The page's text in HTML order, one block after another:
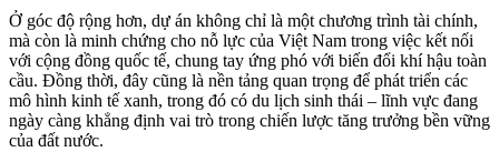
Ở góc độ rộng hơn, dự án không chỉ là một chương trình tài chính,
mà còn là minh chứng cho nỗ lực của Việt Nam trong việc kết nối
với cộng đồng quốc tế, chung tay ứng phó với biến đổi khí hậu toàn
cầu. Đồng thời, đây cũng là nền tảng quan trọng để phát triển các
mô hình kinh tế xanh, trong đó có du lịch sinh thái – lĩnh vực đang
ngày càng khẳng định vai trò trong chiến lược tăng trưởng bền vững
của đất nước.